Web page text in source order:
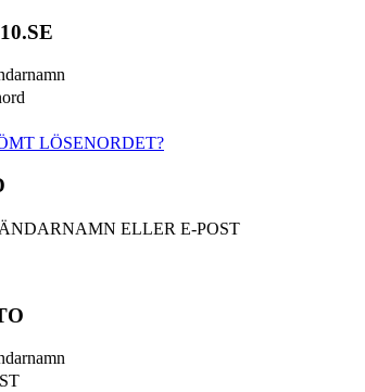
LÖSENORDET?
ELLER E-POST